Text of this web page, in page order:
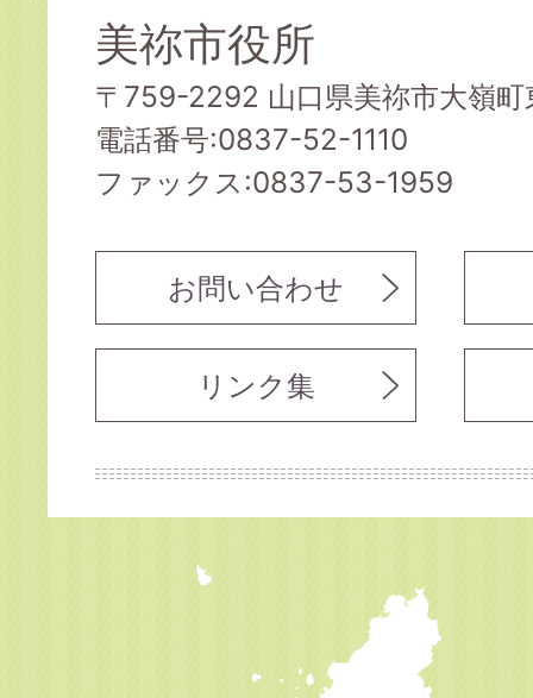
美祢市役所
〒759-2292 山口県美祢市大嶺
電話番号:0837-52-1110
ファックス:0837-53-1959
お問い合わせ
リンク集